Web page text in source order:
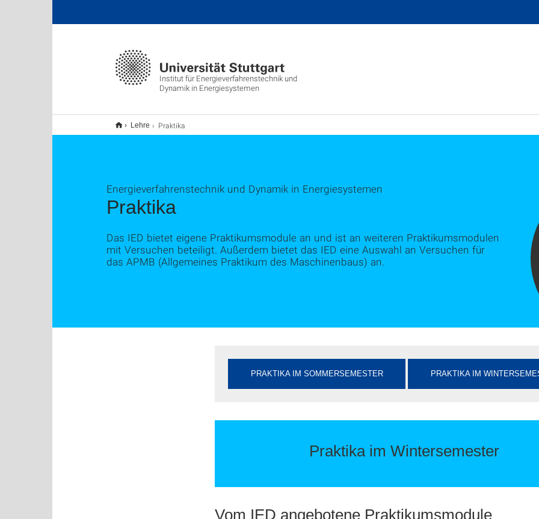
Institut für Energieverfahrenstechnik und
Dynamik in Energiesystemen
Lehre Praktika
Praktika
Energieverfahrenstechnik und Dynamik in Energiesystemen
Das IED bietet eigene Praktikumsmodule an und ist an weiteren Praktikumsmodulen
mit Versuchen beteiligt. Außerdem bietet das IED eine Auswahl an Versuchen für
das APMB (Allgemeines Praktikum des Maschinenbaus) an.
PRAKTIKA IM SOMMERSEMESTER PRAKTIKA IM
Praktika im Wintersemester
Vom IED angebotene Praktikumsmodule